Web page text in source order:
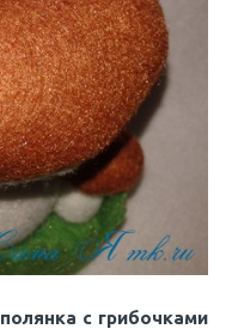
полянка с грибочками